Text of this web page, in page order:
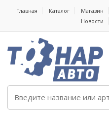
Главная Каталог Магазин
Новости